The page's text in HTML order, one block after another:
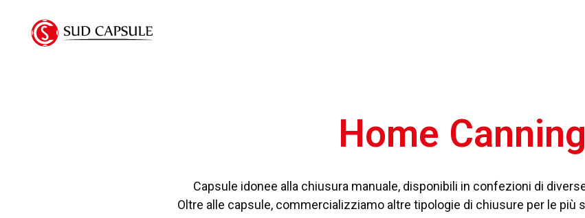
Home Canning
Capsule idonee alla chiusura manuale, disponibili in confezioni di
Oltre alle capsule, commercializziamo altre tipologie di chiusure per le più